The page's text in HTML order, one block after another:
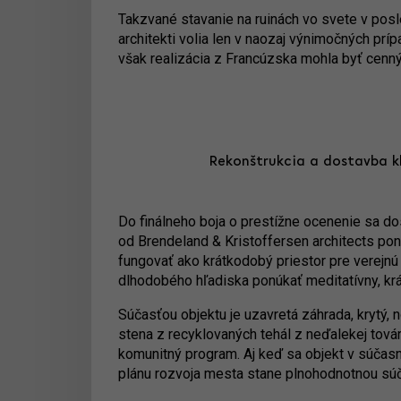
Takzvané stavanie na ruinách vo svete v
architekti volia len v naozaj výnimočných
však realizácia z Francúzska mohla byť
Rekonštrukcia a dostavba
Do finálneho boja o prestížne ocenenie sa
od Brendeland & Kristoffersen architects
fungovať ako krátkodobý priestor pre
dlhodobého hľadiska ponúkať meditatívny,
Súčasťou objektu je uzavretá záhrada, krytý,
stena z recyklovaných tehál z neďalekej
komunitný program. Aj keď sa objekt v
plánu rozvoja mesta stane plnohodnotnou